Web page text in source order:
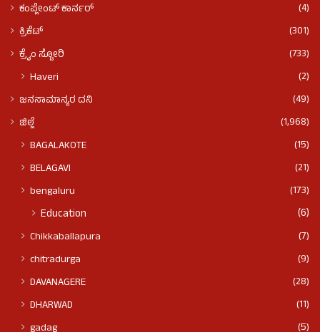
ಕಂಪ್ಲೇಂಟ್ ಕಾರ್ನರ್
(4)
ಕ್ರಿಕೆಟ್
(301)
ಕ್ರೈಂ ಸ್ಟೋರಿ
(733)
Haveri (2)
ಜನಸಾಮಾನ್ಯರ ದನಿ
(49)
ಜಿಲ್ಲೆ
(1,968)
BAGALAKOTE
(15)
BELAGAVI
(21)
bengaluru
(173)
Education (6)
Chikkaballapura
(7)
chitradurga
(9)
DAVANAGERE
(28)
DHARWAD
(11)
gadag
(5)